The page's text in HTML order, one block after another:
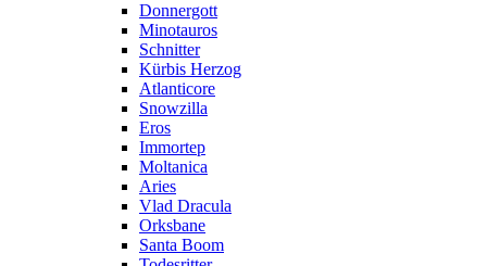
Donnergott
Minotauros
Schnitter
Kürbis Herzog
Atlanticore
Snowzilla
Eros
Immortep
Moltanica
Aries
Vlad Dracula
Orksbane
Santa Boom